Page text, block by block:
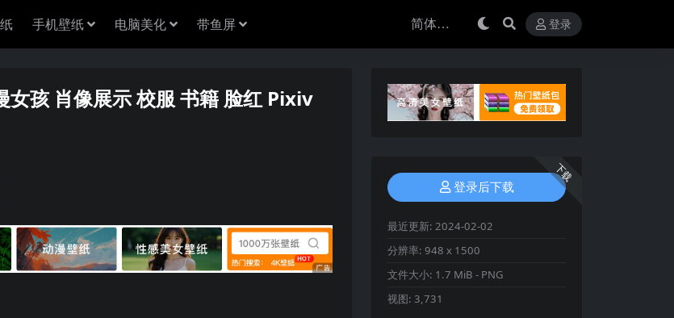
手机壁纸 电脑美化 带鱼屏 登录
女孩 肖像展示 校服 书籍 脸红 Pixiv
下载
登录后下载
最近更新: 2024-02-02
分辨率: 948 x 1500
文件大小: 1.7 MiB - PNG
视图: 3,731